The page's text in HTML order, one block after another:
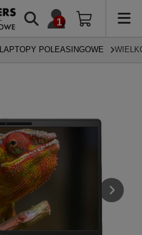
LAPTOPY POLEASINGOWE